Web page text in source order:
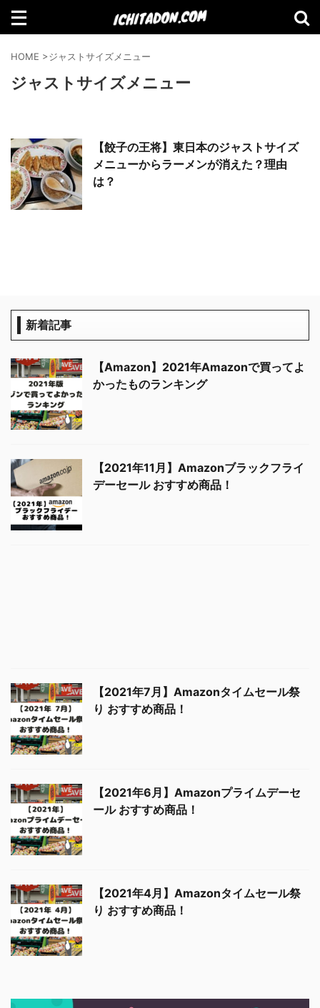
検索
【Amazon】2021年Amazonで買って
よかったものランキング
【2021年7月】Amazonタイムセール祭
り おすすめ商品！
HOME >ジャストサイズメニュー
ジャストサイズメニュー
【餃子の王将】東日本のジャストサイズ
メニューからラーメンが消えた？理由
は？
新着記事
【Amazon】2021年Amazonで買ってよ
かったものランキング
【2021年11月】Amazonブラックフライ
デーセール おすすめ商品！
【2021年7月】Amazonタイムセール祭
り おすすめ商品！
【2021年6月】Amazonプライムデーセ
ール おすすめ商品！
【2021年4月】Amazonタイムセール祭
り おすすめ商品！